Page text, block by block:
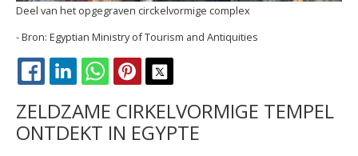
Deel van het opgegraven circkelvormige complex
Egyptian Ministry of Tourism and Antiquities
FACEBOOK
LINKEDINWHATSAPPPINTEREST
ZELDZAME CIRKELVORMIGE TEMPEL
ONTDEKT IN EGYPTE